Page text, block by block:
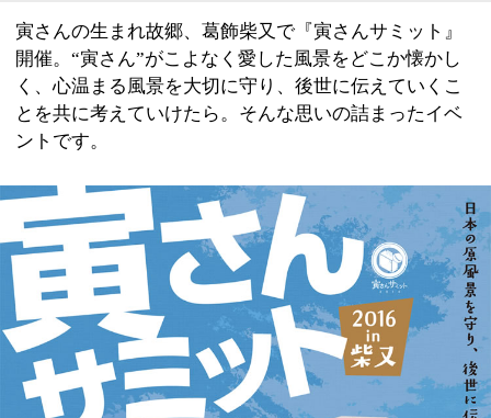
とを共に考えていけたら。そんな思いの詰まったイベ
ントです。